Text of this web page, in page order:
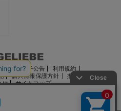
概要 電子公告
利用規約
個人情報保護方針
推奨環境
せ
サイトマップ